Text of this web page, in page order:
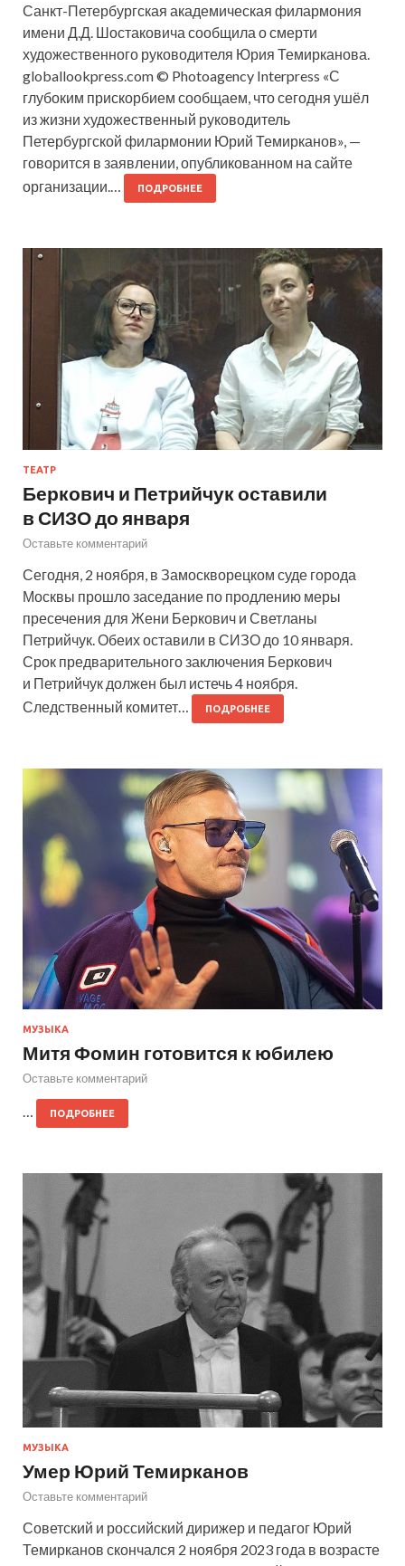
Санкт-Петербургская академическая филармония
имени Д.Д. Шостаковича сообщила о смерти
художественного руководителя Юрия Темирканова.
globallookpress.com © Photoagency Interpress «С
глубоким прискорбием сообщаем, что сегодня ушёл
из жизни художественный руководитель
Петербургской филармонии Юрий Темирканов», —
говорится в заявлении, опубликованном на сайте
организации.…
ПОДРОБНЕЕ
ТЕАТР
Беркович и Петрийчук оставили
в СИЗО до января
Оставьте комментарий
Сегодня, 2 ноября, в Замоскворецком суде города
Москвы прошло заседание по продлению меры
пресечения для Жени Беркович и Светланы
Петрийчук. Обеих оставили в СИЗО до 10 января.
Срок предварительного заключения Беркович
и Петрийчук должен был истечь 4 ноября.
Следственный комитет…
ПОДРОБНЕЕ
МУЗЫКА
Митя Фомин готовится к юбилею
Оставьте комментарий
ПОДРОБНЕЕ
МУЗЫКА
Умер Юрий Темирканов
Оставьте комментарий
Советский и российский дирижер и педагог Юрий
Темирканов скончался 2 ноября 2023 года в возрасте